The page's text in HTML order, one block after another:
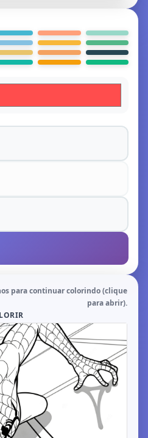
para continuar colorindo (clique
para abrir).